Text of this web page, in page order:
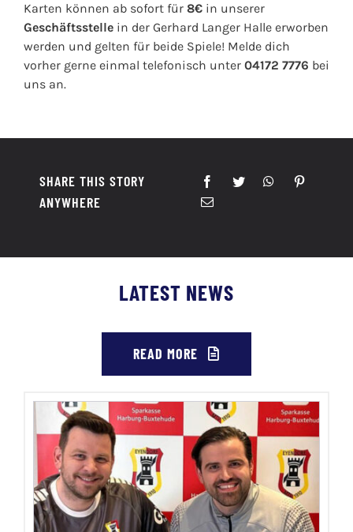
Karten können ab sofort für 8€in unserer
Geschäftsstellein der Gerhard Langer Halle erworben
werden und gelten für beide Spiele! Melde dich
vorher gerne einmal telefonisch unter 04172 7776 bei
uns an.
SHARE THIS STORY
ANYWHERE
LATEST NEWS
READ MORE